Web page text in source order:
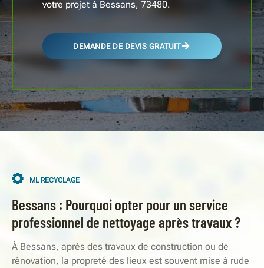
votre projet à Bessans, 73480.
DEMANDE DE DEVIS GRATUIT
ML RECYCLAGE
Bessans : Pourquoi opter pour un service
professionnel de nettoyage après travaux ?
À Bessans, après des travaux de construction ou de
rénovation, la propreté des lieux est souvent mise à rude